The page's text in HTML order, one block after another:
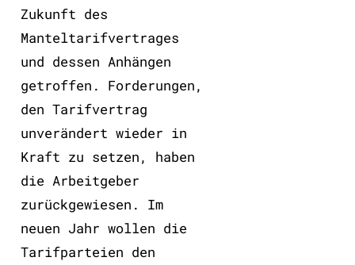
Zukunft des
Manteltarifvertrages
und dessen Anhängen
getroffen. Forderungen,
den Tarifvertrag
unverändert wieder in
Kraft zu setzen, haben
die Arbeitgeber
zurückgewiesen. Im
neuen Jahr wollen die
Tarifparteien den